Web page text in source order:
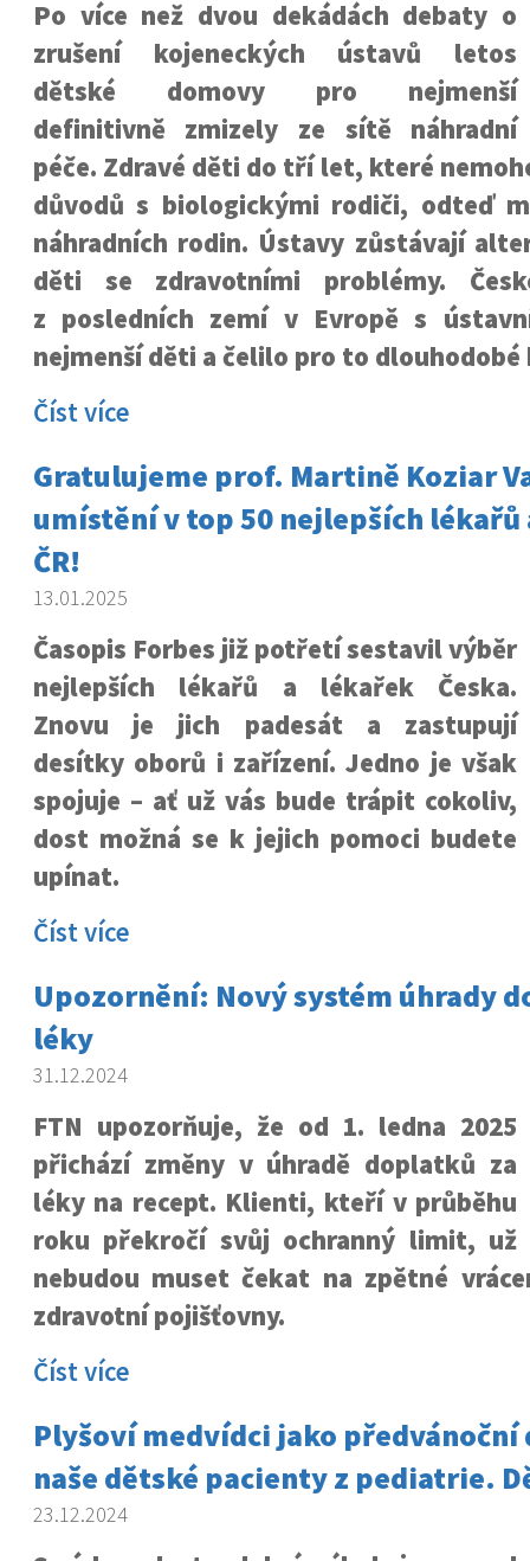
Po více než dvou dekádách debaty o
zrušení kojeneckých ústavů letos
dětské domovy pro nejmenší
definitivně zmizely ze sítě náhradní
péče. Zdravé děti do tří let, které
důvodů s biologickými rodiči, odteď
náhradních rodin. Ústavy zůstávají
děti se zdravotními problémy.
z posledních zemí v Evropě s
nejmenší děti a čelilo pro to
Číst více
Gratulujeme prof. Martině Koziar
umístění v top 50 nejlepších lékařů
ČR!
13.01.2025
Časopis Forbes již potřetí sestavil výběr
nejlepších lékařů a lékařek Česka.
Znovu je jich padesát a zastupují
desítky oborů i zařízení. Jedno je však
spojuje – ať už vás bude trápit cokoliv,
dost možná se k jejich pomoci budete
upínat.
Číst více
Upozornění: Nový systém úhrady
léky
31.12.2024
FTN upozorňuje, že od 1. ledna 2025
přichází změny v úhradě doplatků za
léky na recept. Klienti, kteří v průběhu
roku překročí svůj ochranný limit, už
nebudou muset čekat na zpětné
zdravotní pojišťovny.
Číst více
Plyšoví medvídci jako předvánoční
naše dětské pacienty z pediatrie.
23.12.2024